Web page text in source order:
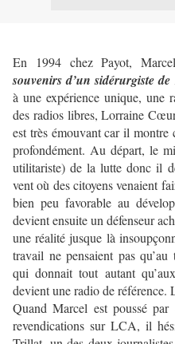
En 1994 chez Payot,
souvenirs d’un sidérurgiste
à une expérience unique, une
des radios libres, Lorraine
est très émouvant car il montre
profondément. Au départ, le
utilitariste) de la lutte donc il
vent où des citoyens venaient
bien peu favorable au
devient ensuite un défenseur
une réalité jusque là
travail ne pensaient pas
qui donnait tout autant
devient une radio de référence.
Quand Marcel est poussé par
revendications sur LCA, il